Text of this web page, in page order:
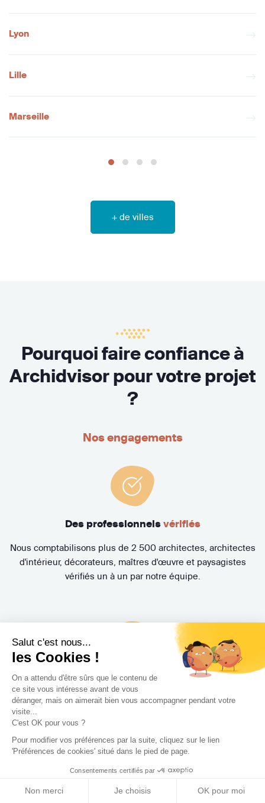
Salut c'est nous...
les Cookies !
On a attendu d'être sûrs que le contenu de
ce site vous intéresse avant de vous
déranger, mais on aimerait bien vous accompagner pendant votre
visite...
C'est OK pour vous ?
Pour modifier vos préférences par la suite, cliquez sur le lien
'Préférences de cookies' situé dans le pied de page.
Consentements certifiés par
Non merci Je choisis OK pour moi
Lyon
Lille
Marseille
+ de villes
Pourquoi faire confiance à
Archidvisor pour votre projet
?
Nos engagements
Des professionnels vérifiés
Nous comptabilisons plus de 2 500 architectes, architectes
d'intérieur, décorateurs, maîtres d'œuvre et paysagistes
vérifiés un à un par notre équipe.
Un accompagnement de A à Z
Nos Experts Travaux vous aident à trouver le Concepteur
(architecte, architecte d'intérieur, décorateur, maître
projet. Bénéficiez également de la Protection Juridique
exclusives.